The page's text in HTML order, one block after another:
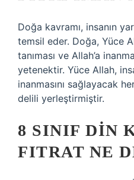
Doğa kavramı, insanın
temsil eder. Doğa, Yüce
tanıması ve Allah’a
yetenektir. Yüce Allah,
inanmasını sağlayacak
delili yerleştirmiştir.
8 SINIF DIN
FITRAT NE